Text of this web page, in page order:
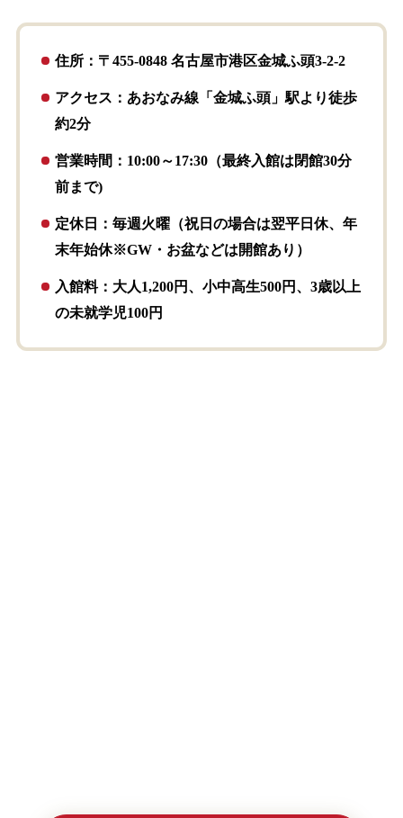
住所：〒455-0848 名古屋市港区金城ふ頭3-2-2
アクセス：あおなみ線「金城ふ頭」駅より徒歩
約2分
営業時間：10:00～17:30（最終入館は閉館30分
前まで)
定休日：毎週火曜（祝日の場合は翌平日休、年
末年始休※GW・お盆などは開館あり）
入館料：大人1,200円、小中高生500円、3歳以上
の未就学児100円